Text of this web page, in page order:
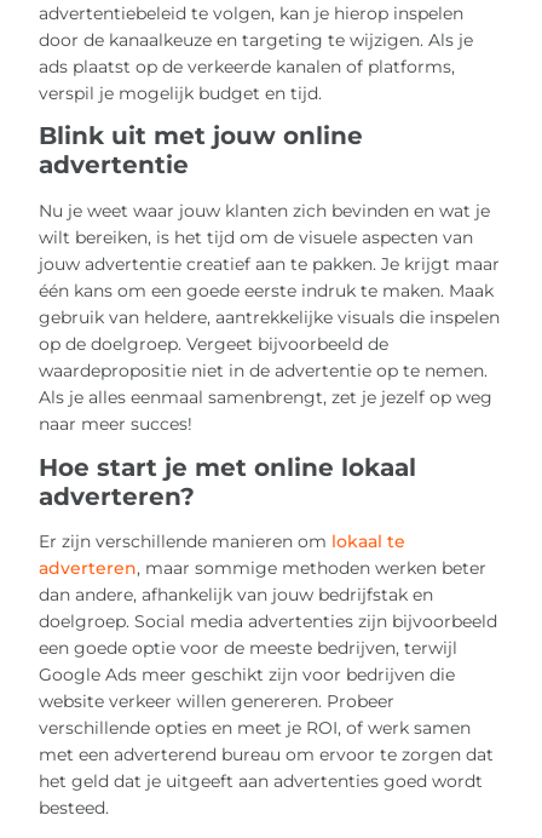
advertentiebeleid te volgen, kan je hierop inspelen
door de kanaalkeuze en targeting te wijzigen. Als je
ads plaatst op de verkeerde kanalen of platforms,
verspil je mogelijk budget en tijd.
Blink uit met jouw online
advertentie
Nu je weet waar jouw klanten zich bevinden en wat je
wilt bereiken, is het tijd om de visuele aspecten van
jouw advertentie creatief aan te pakken. Je krijgt maar
één kans om een goede eerste indruk te maken. Maak
gebruik van heldere, aantrekkelijke visuals die inspelen
op de doelgroep. Vergeet bijvoorbeeld de
waardepropositie niet in de advertentie op te nemen.
Als je alles eenmaal samenbrengt, zet je jezelf op weg
naar meer succes!
Hoe start je met online lokaal
adverteren?
Er zijn verschillende manieren om lokaal te
adverteren, maar sommige methoden werken beter
dan andere, afhankelijk van jouw bedrijfstak en
doelgroep. Social media advertenties zijn bijvoorbeeld
een goede optie voor de meeste bedrijven, terwijl
Google Ads meer geschikt zijn voor bedrijven die
website verkeer willen genereren. Probeer
verschillende opties en meet je ROI, of werk samen
met een adverterend bureau om ervoor te zorgen dat
het geld dat je uitgeeft aan advertenties goed wordt
besteed.